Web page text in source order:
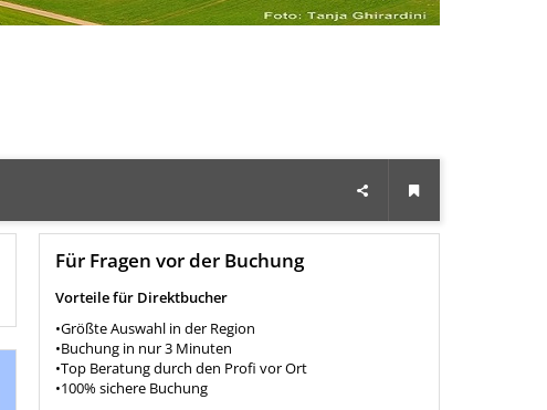
Für Fragen vor der Buchung
Vorteile für Direktbucher
•Größte Auswahl in der Region
•Buchung in nur 3 Minuten
•Top Beratung durch den Profi vor Ort
•100% sichere Buchung